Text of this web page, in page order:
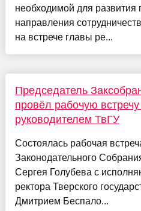
необходимой для развития
направления
на встрече главы ре...
Председатель
провёл рабочую
руководителем ТвГУ
Состоялась рабочая
Законодательного
Сергея Голубева с
ректора Тверского
Дмитрием Беспало...